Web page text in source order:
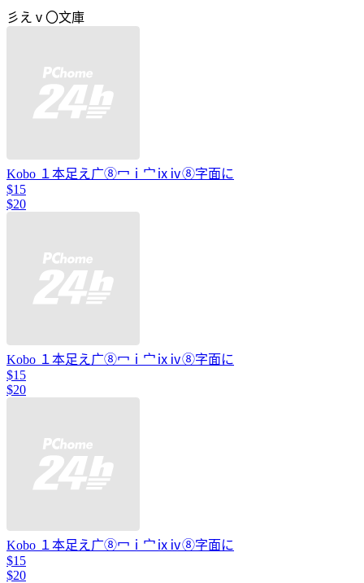
彡えⅴ〇文庫
Kobo １本足え广⑧冖ⅰ宀ⅸⅳ⑧字面に
$15
$20
Kobo １本足え广⑧冖ⅰ宀ⅸⅳ⑧字面に
$15
$20
Kobo １本足え广⑧冖ⅰ宀ⅸⅳ⑧字面に
$15
$20